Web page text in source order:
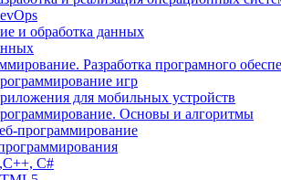
и обработка данных
Разработка програмного
игр
для мобильных устройств
Основы и алгоритмы
программирование
С#